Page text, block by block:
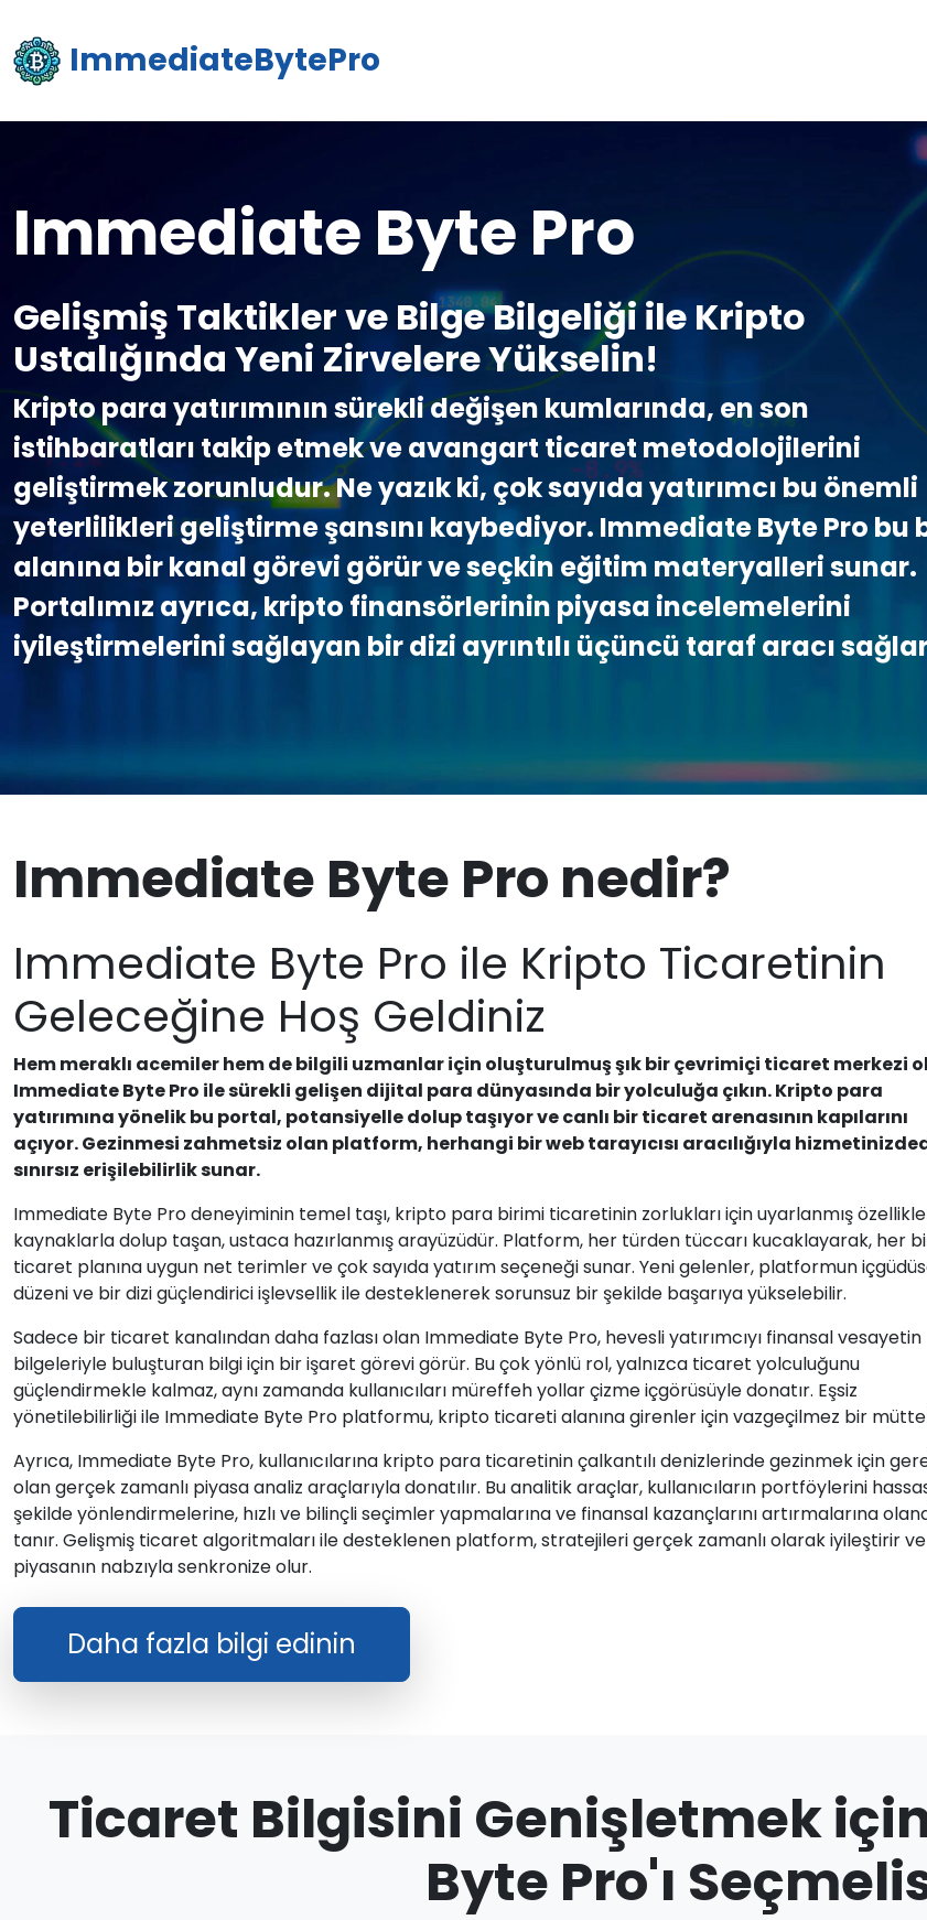
ImmediateBytePro
Immediate Byte Pro
Gelişmiş Taktikler ve Bilge Bilgeliği ile Kripto
Ustalığında Yeni Zirvelere Yükselin!
Kripto para yatırımının sürekli değişen kumlarında, en son
istihbaratları takip etmek ve avangart ticaret metodolojilerini
geliştirmek zorunludur. Ne yazık ki, çok sayıda yatırımcı bu önemli
yeterlilikleri geliştirme şansını kaybediyor. Immediate Byte Pro bu
alanına bir kanal görevi görür ve seçkin eğitim materyalleri sunar.
Portalımız ayrıca, kripto finansörlerinin piyasa incelemelerini
iyileştirmelerini sağlayan bir dizi ayrıntılı üçüncü taraf aracı
Immediate Byte Pro nedir?
Immediate Byte Pro ile Kripto Ticaretinin
Geleceğine Hoş Geldiniz
Hem meraklı acemiler hem de bilgili uzmanlar için oluşturulmuş şık bir çevrimiçi ticaret merkezi
Immediate Byte Pro ile sürekli gelişen dijital para dünyasında bir yolculuğa çıkın. Kripto para
yatırımına yönelik bu portal, potansiyelle dolup taşıyor ve canlı bir ticaret arenasının kapılarını
açıyor. Gezinmesi zahmetsiz olan platform, herhangi bir web tarayıcısı aracılığıyla
sınırsız erişilebilirlik sunar.
Immediate Byte Pro deneyiminin temel taşı, kripto para birimi ticaretinin zorlukları için uyarlanmış
kaynaklarla dolup taşan, ustaca hazırlanmış arayüzüdür. Platform, her türden tüccarı kucaklayarak, her
ticaret planına uygun net terimler ve çok sayıda yatırım seçeneği sunar. Yeni gelenler, platformun
düzeni ve bir dizi güçlendirici işlevsellik ile desteklenerek sorunsuz bir şekilde başarıya yükselebilir.
Sadece bir ticaret kanalından daha fazlası olan Immediate Byte Pro, hevesli yatırımcıyı finansal vesayetin
bilgeleriyle buluşturan bilgi için bir işaret görevi görür. Bu çok yönlü rol, yalnızca ticaret yolculuğunu
güçlendirmekle kalmaz, aynı zamanda kullanıcıları müreffeh yollar çizme içgörüsüyle donatır. Eşsiz
yönetilebilirliği ile Immediate Byte Pro platformu, kripto ticareti alanına girenler için vazgeçilmez bir
Ayrıca, Immediate Byte Pro, kullanıcılarına kripto para ticaretinin çalkantılı denizlerinde gezinmek için
olan gerçek zamanlı piyasa analiz araçlarıyla donatılır. Bu analitik araçlar, kullanıcıların portföylerini
şekilde yönlendirmelerine, hızlı ve bilinçli seçimler yapmalarına ve finansal kazançlarını artırmalarına
tanır. Gelişmiş ticaret algoritmaları ile desteklenen platform, stratejileri gerçek zamanlı olarak iyileştirir ve
piyasanın nabzıyla senkronize olur.
Daha fazla bilgi edinin
Ticaret Bilgisini Genişletmek
Byte Pro'ı